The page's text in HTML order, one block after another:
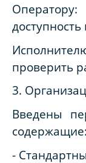
проверить
3.
Введены
содержащие:
-